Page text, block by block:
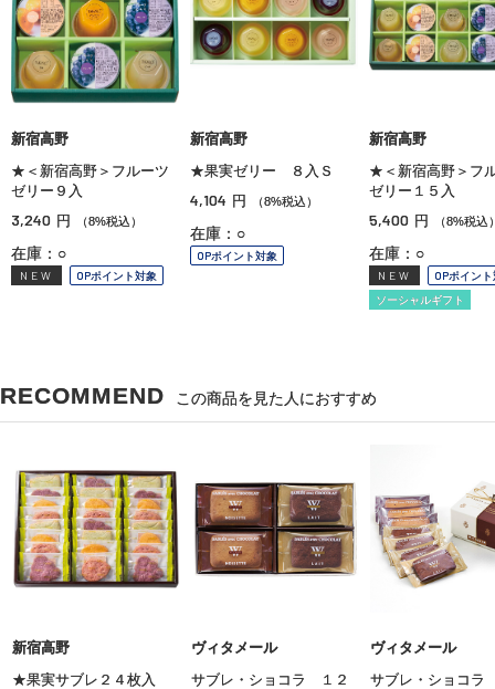
新宿高野
★＜新宿高野＞フルーツ
ゼリー９入
3,240 円 （8%税込）
在庫：○
NEW OPポイント対象
新宿高野
★果実ゼリー ８入Ｓ
4,104 円 （8%税込）
在庫：○
OPポイント対象
新宿高野
★＜新宿高野＞フ
ゼリー１５入
5,400 円 （8%税込
在庫：○
NEW
OPポイン
ソーシャルギフト
RECOMMEND この商品を見た人におすすめ
新宿高野
★果実サブレ２４枚入
ヴィタメール
サブレ・ショコラ １２
ヴィタメール
サブレ・ショコ